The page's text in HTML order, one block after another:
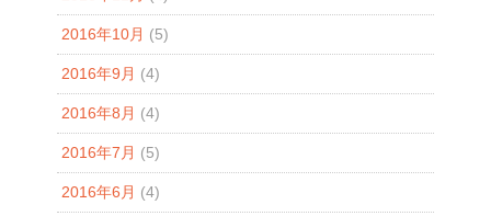
2016年10月 (5)
2016年9月 (4)
2016年8月 (4)
2016年7月 (5)
2016年6月 (4)